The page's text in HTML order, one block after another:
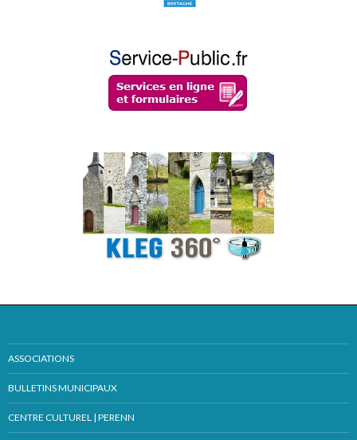
ASSOCIATIONS
BULLETINS MUNICIPAUX
CENTRE CULTUREL | PERENN